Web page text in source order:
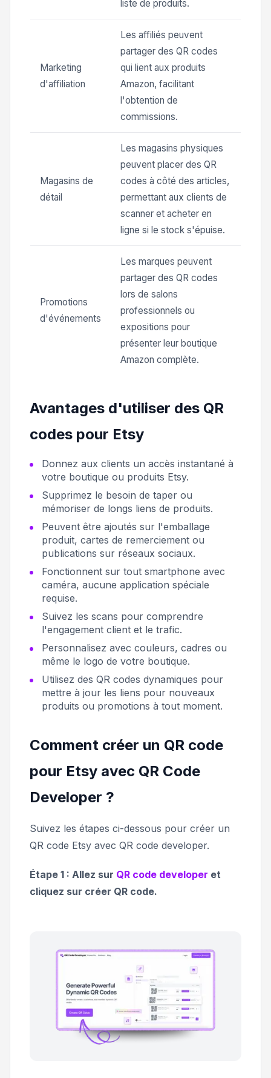
liste de produits.
Marketing
d'affiliation
Les affiliés peuvent
partager des QR codes
qui lient aux produits
Amazon, facilitant
l'obtention de
commissions.
Magasins de
détail
Les magasins physiques
peuvent placer des QR
codes à côté des articles,
permettant aux clients de
scanner et acheter en
ligne si le stock s'épuise.
Promotions
d'événements
Les marques peuvent
partager des QR codes
lors de salons
professionnels ou
expositions pour
présenter leur boutique
Amazon complète.
Avantages d'utiliser des QR
codes pour Etsy
Donnez aux clients un accès instantané à
votre boutique ou produits Etsy.
Supprimez le besoin de taper ou
mémoriser de longs liens de produits.
Peuvent être ajoutés sur l'emballage
produit, cartes de remerciement ou
publications sur réseaux sociaux.
Fonctionnent sur tout smartphone avec
caméra, aucune application spéciale
requise.
Suivez les scans pour comprendre
l'engagement client et le trafic.
Personnalisez avec couleurs, cadres ou
même le logo de votre boutique.
Utilisez des QR codes dynamiques pour
mettre à jour les liens pour nouveaux
produits ou promotions à tout moment.
Comment créer un QR code
pour Etsy avec QR Code
Developer ?
Suivez les étapes ci-dessous pour créer un
QR code Etsy avec QR code developer.
Étape 1 : Allez sur QR code developer et
cliquez sur créer QR code.